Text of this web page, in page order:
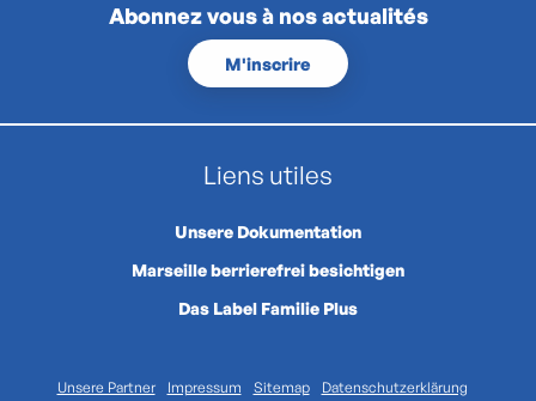
Abonnez vous à nos actualités
M'inscrire
Liens utiles
Unsere Dokumentation
Marseille berrierefrei besichtigen
Das Label Familie Plus
Unsere Partner Impressum Sitemap Datenschutzerklärung